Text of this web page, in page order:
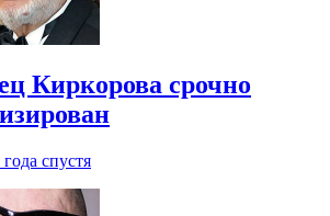
Киркорова срочно
года спустя